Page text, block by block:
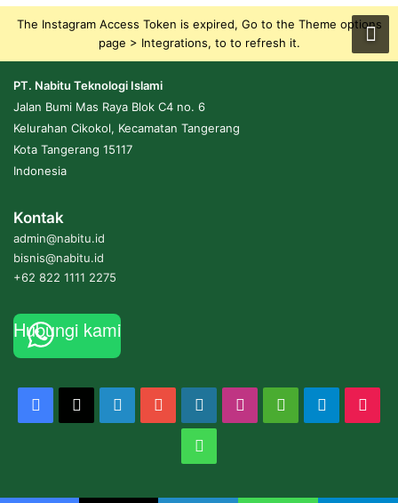
The Instagram Access Token is expired, Go to the Theme options
page > Integrations, to to refresh it.
PT. Nabitu Teknologi Islami
Jalan Bumi Mas Raya Blok C4 no. 6
Kelurahan Cikokol, Kecamatan Tangerang
Kota Tangerang 15117
Indonesia
Kontak
admin@nabitu.id
bisnis@nabitu.id
+62 822 1111 2275
Hubungi kami
Facebook
X LinkedInYouTubeWordPressInstagram
MediumTelegram